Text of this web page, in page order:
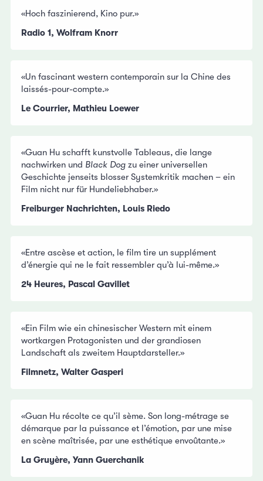
«Hoch faszinierend, Kino pur.»
Radio 1, Wolfram Knorr
«Un fascinant western contemporain sur la Chine des
laissés-pour-compte.»
Le Courrier, Mathieu Loewer
«Guan Hu schafft kunstvolle Tableaus, die lange
nachwirken und Black Dog zu einer universellen
Geschichte jenseits blosser Systemkritik machen – ein
Film nicht nur für Hundeliebhaber.»
Freiburger Nachrichten, Louis Riedo
«Entre ascèse et action, le film tire un supplément
d’énergie qui ne le fait ressembler qu’à lui-même.»
24 Heures, Pascal Gavillet
«Ein Film wie ein chinesischer Western mit einem
wortkargen Protagonisten und der grandiosen
Landschaft als zweitem Hauptdarsteller.»
Filmnetz, Walter Gasperi
«Guan Hu récolte ce qu’il sème. Son long-métrage se
démarque par la puissance et l’émotion, par une mise
en scène maîtrisée, par une esthétique envoûtante.»
La Gruyère, Yann Guerchanik